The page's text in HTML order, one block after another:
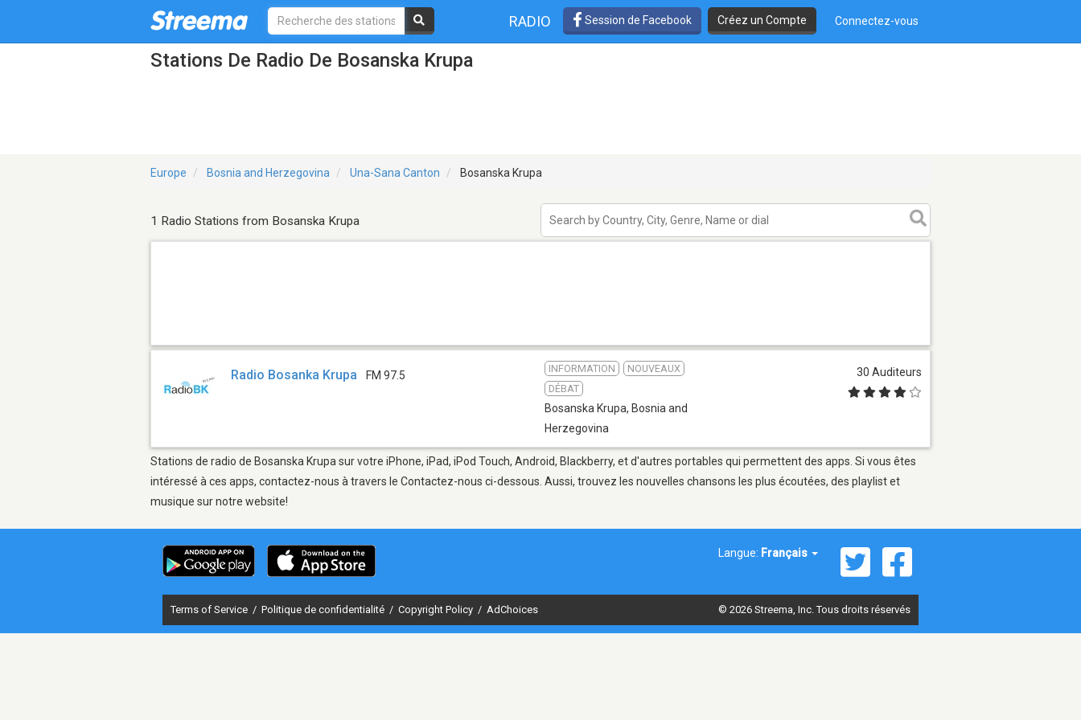
RADIO Session de Facebook Créez un Compte Connectez-vous
Stations De Radio De Bosanska Krupa
Europe Bosnia and Herzegovina Una-Sana Canton Bosanska Krupa
1 Radio Stations from Bosanska Krupa
Radio Bosanka Krupa FM 97.5
INFORMATION
NOUVEAUX
DÉBAT
Bosanska Krupa, Bosnia and
Herzegovina
30 Auditeurs
Stations de radio de Bosanska Krupa sur votre iPhone, iPad, iPod Touch, Android, Blackberry, et d'autres portables qui permettent des apps. Si vous êtes
intéressé à ces apps, contactez-nous à travers le Contactez-nous ci-dessous. Aussi, trouvez les nouvelles chansons les plus écoutées, des playlist et
musique sur notre website!
Langue: Français
Terms of Service / Politique de confidentialité / Copyright Policy / AdChoices © 2026 Streema, Inc. Tous droits réservés